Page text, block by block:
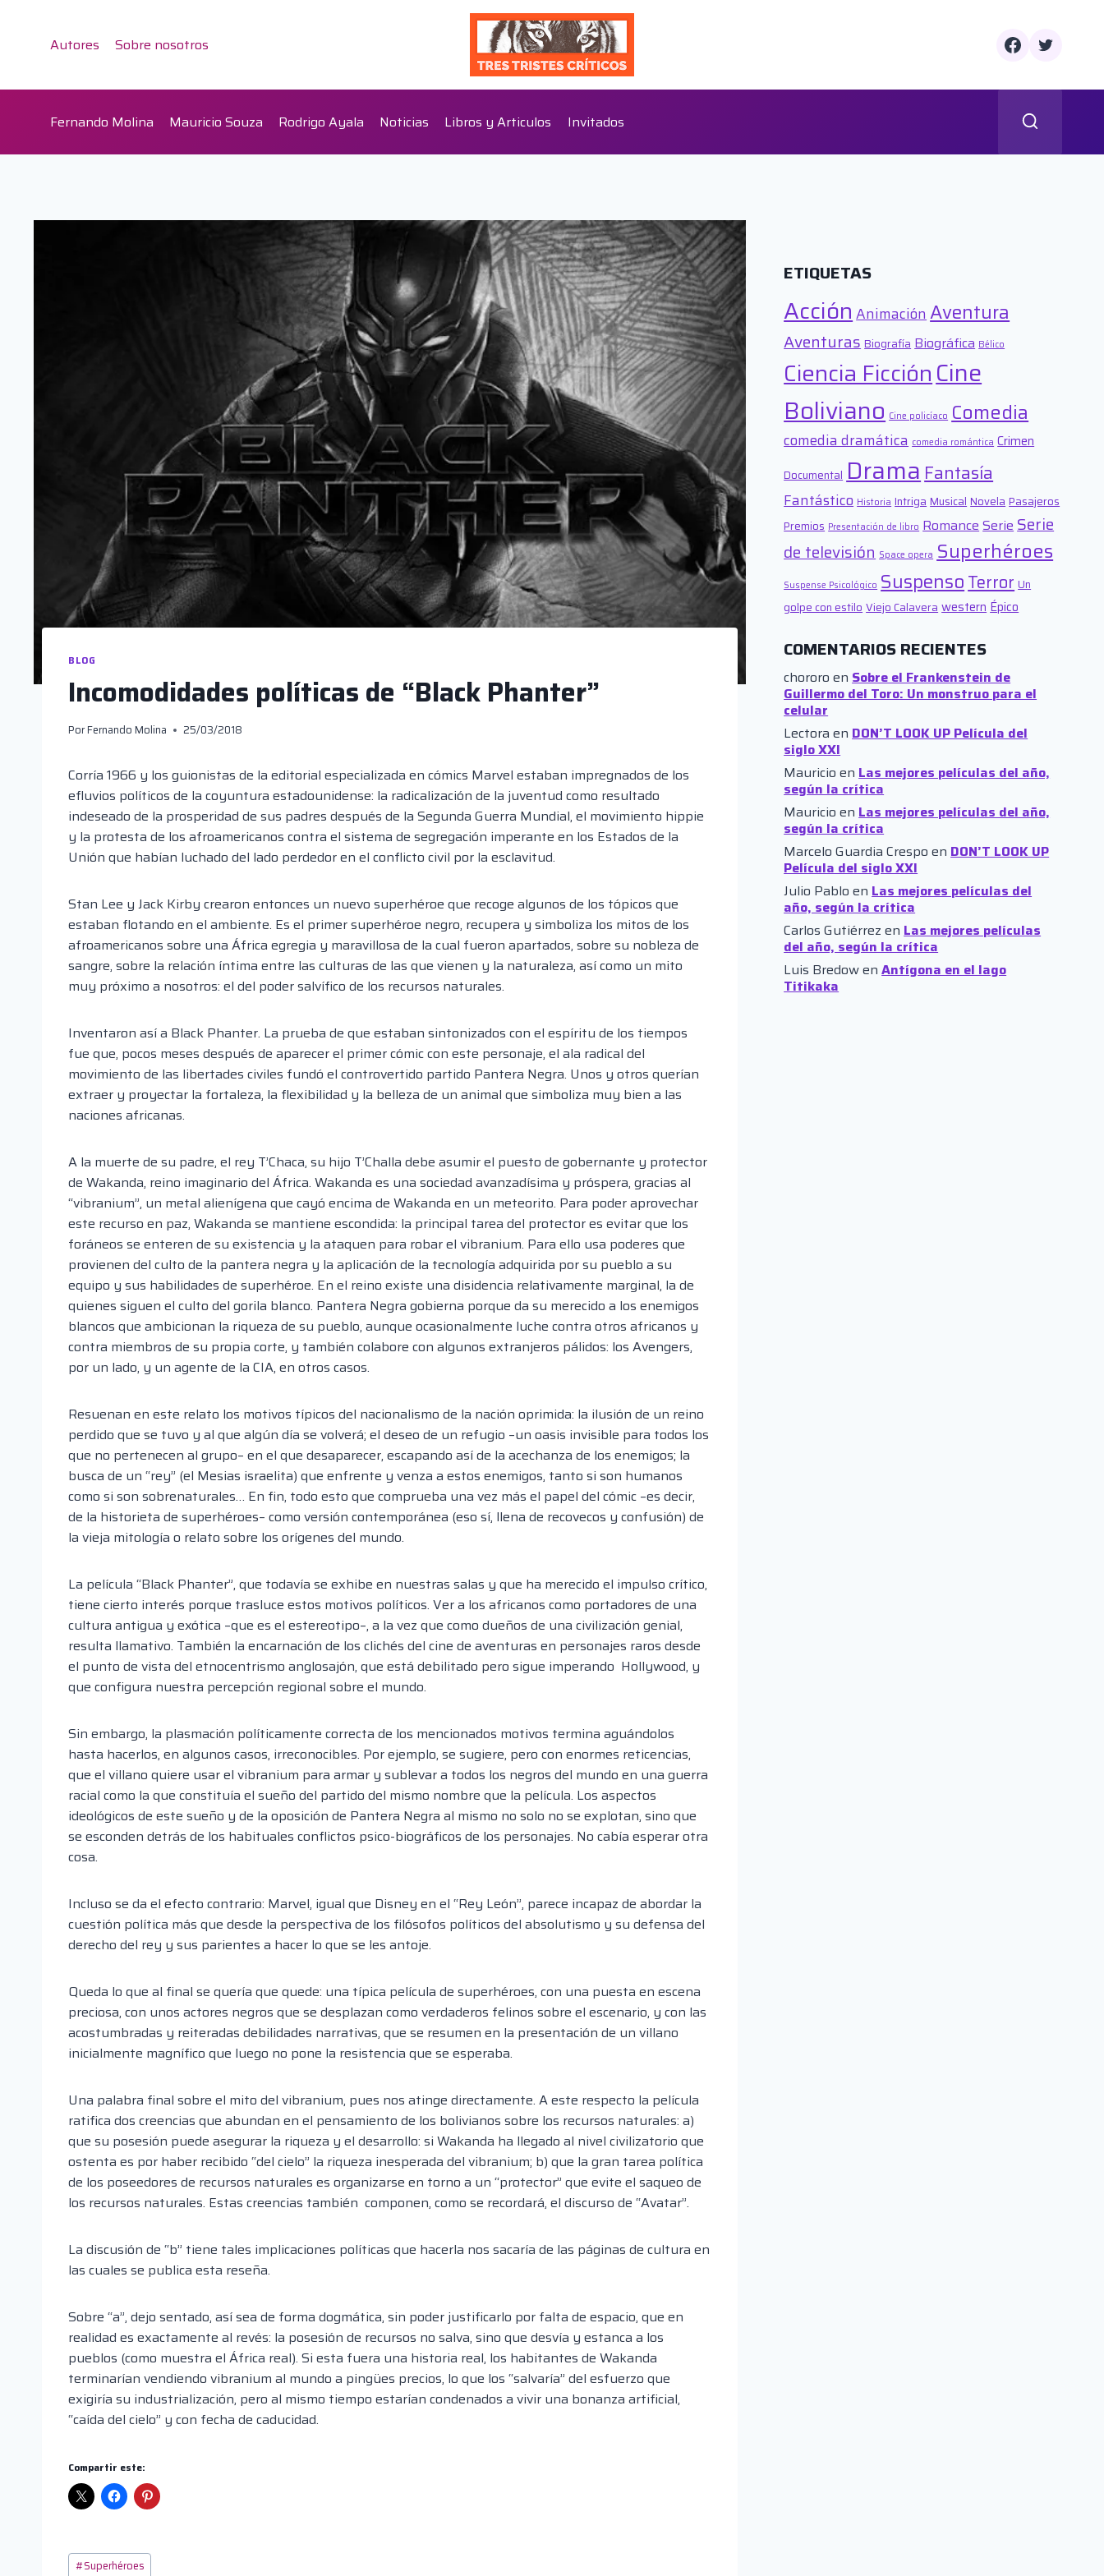
contenidoAutores Sobre nosotros
Fernando Molina Mauricio Souza Rodrigo Ayala Noticias Libros y Articulos Invitados
BLOG
Incomodidades políticas de “Black Phanter”
PorFernando Molina 25/03/2018
Corría 1966 y los guionistas de la editorial especializada en cómics Marvel estaban impregnados de los
efluvios políticos de la coyuntura estadounidense: la radicalización de la juventud como resultado
indeseado de la prosperidad de sus padres después de la Segunda Guerra Mundial, el movimiento hippie
y la protesta de los afroamericanos contra el sistema de segregación imperante en los Estados de la
Unión que habían luchado del lado perdedor en el conflicto civil por la esclavitud.
Stan Lee y Jack Kirby crearon entonces un nuevo superhéroe que recoge algunos de los tópicos que
estaban flotando en el ambiente. Es el primer superhéroe negro, recupera y simboliza los mitos de los
afroamericanos sobre una África egregia y maravillosa de la cual fueron apartados, sobre su nobleza de
sangre, sobre la relación íntima entre las culturas de las que vienen y la naturaleza, así como un mito
muy próximo a nosotros: el del poder salvífico de los recursos naturales.
Inventaron así a Black Phanter. La prueba de que estaban sintonizados con el espíritu de los tiempos
fue que, pocos meses después de aparecer el primer cómic con este personaje, el ala radical del
movimiento de las libertades civiles fundó el controvertido partido Pantera Negra. Unos y otros querían
extraer y proyectar la fortaleza, la flexibilidad y la belleza de un animal que simboliza muy bien a las
naciones africanas.
A la muerte de su padre, el rey T’Chaca, su hijo T’Challa debe asumir el puesto de gobernante y protector
de Wakanda, reino imaginario del África. Wakanda es una sociedad avanzadísima y próspera, gracias al
“vibranium”, un metal alienígena que cayó encima de Wakanda en un meteorito. Para poder aprovechar
este recurso en paz, Wakanda se mantiene escondida: la principal tarea del protector es evitar que los
foráneos se enteren de su existencia y la ataquen para robar el vibranium. Para ello usa poderes que
provienen del culto de la pantera negra y la aplicación de la tecnología adquirida por su pueblo a su
equipo y sus habilidades de superhéroe. En el reino existe una disidencia relativamente marginal, la de
quienes siguen el culto del gorila blanco. Pantera Negra gobierna porque da su merecido a los enemigos
blancos que ambicionan la riqueza de su pueblo, aunque ocasionalmente luche contra otros africanos y
contra miembros de su propia corte, y también colabore con algunos extranjeros pálidos: los Avengers,
por un lado, y un agente de la CIA, en otros casos.
Resuenan en este relato los motivos típicos del nacionalismo de la nación oprimida: la ilusión de un reino
perdido que se tuvo y al que algún día se volverá; el deseo de un refugio –un oasis invisible para todos los
que no pertenecen al grupo– en el que desaparecer, escapando así de la acechanza de los enemigos; la
busca de un “rey” (el Mesias israelita) que enfrente y venza a estos enemigos, tanto si son humanos
como si son sobrenaturales… En fin, todo esto que comprueba una vez más el papel del cómic –es decir,
de la historieta de superhéroes– como versión contemporánea (eso sí, llena de recovecos y confusión) de
la vieja mitología o relato sobre los orígenes del mundo.
La película “Black Phanter”, que todavía se exhibe en nuestras salas y que ha merecido el impulso crítico,
tiene cierto interés porque trasluce estos motivos políticos. Ver a los africanos como portadores de una
cultura antigua y exótica –que es el estereotipo–, a la vez que como dueños de una civilización genial,
resulta llamativo. También la encarnación de los clichés del cine de aventuras en personajes raros desde
el punto de vista del etnocentrismo anglosajón, que está debilitado pero sigue imperando Hollywood, y
que configura nuestra percepción regional sobre el mundo.
Sin embargo, la plasmación políticamente correcta de los mencionados motivos termina aguándolos
hasta hacerlos, en algunos casos, irreconocibles. Por ejemplo, se sugiere, pero con enormes reticencias,
que el villano quiere usar el vibranium para armar y sublevar a todos los negros del mundo en una guerra
racial como la que constituía el sueño del partido del mismo nombre que la película. Los aspectos
ideológicos de este sueño y de la oposición de Pantera Negra al mismo no solo no se explotan, sino que
se esconden detrás de los habituales conflictos psico-biográficos de los personajes. No cabía esperar otra
cosa.
Incluso se da el efecto contrario: Marvel, igual que Disney en el “Rey León”, parece incapaz de abordar la
cuestión política más que desde la perspectiva de los filósofos políticos del absolutismo y su defensa del
derecho del rey y sus parientes a hacer lo que se les antoje.
Queda lo que al final se quería que quede: una típica película de superhéroes, con una puesta en escena
preciosa, con unos actores negros que se desplazan como verdaderos felinos sobre el escenario, y con las
acostumbradas y reiteradas debilidades narrativas, que se resumen en la presentación de un villano
inicialmente magnífico que luego no pone la resistencia que se esperaba.
Una palabra final sobre el mito del vibranium, pues nos atinge directamente. A este respecto la película
ratifica dos creencias que abundan en el pensamiento de los bolivianos sobre los recursos naturales: a)
que su posesión puede asegurar la riqueza y el desarrollo: si Wakanda ha llegado al nivel civilizatorio que
ostenta es por haber recibido “del cielo” la riqueza inesperada del vibranium; b) que la gran tarea política
de los poseedores de recursos naturales es organizarse en torno a un “protector” que evite el saqueo de
los recursos naturales. Estas creencias también componen, como se recordará, el discurso de “Avatar”.
La discusión de “b” tiene tales implicaciones políticas que hacerla nos sacaría de las páginas de cultura en
las cuales se publica esta reseña.
Sobre “a”, dejo sentado, así sea de forma dogmática, sin poder justificarlo por falta de espacio, que en
realidad es exactamente al revés: la posesión de recursos no salva, sino que desvía y estanca a los
pueblos (como muestra el África real). Si esta fuera una historia real, los habitantes de Wakanda
terminarían vendiendo vibranium al mundo a pingües precios, lo que los “salvaría” del esfuerzo que
exigiría su industrialización, pero al mismo tiempo estarían condenados a vivir una bonanza artificial,
“caída del cielo” y con fecha de caducidad.
Compartir este:
Etiquetas
#Superhéroes
ETIQUETAS
AcciónAnimación Aventura
Aventuras Biografía Biográfica Bélico
Ciencia FicciónCine
Boliviano Cine policíaco Comedia
comedia dramática comedia romántica Crimen
Documental DramaFantasía
Fantástico Historia Intriga Musical Novela Pasajeros
Premios Presentación de libro RomanceSerieSerie
de televisión Space opera Superhéroes
Suspense Psicológico SuspensoTerror Un
golpe con estilo Viejo Calavera western Épico
COMENTARIOS RECIENTES
chororo enSobre el Frankenstein de
Guillermo del Toro: Un monstruo para el
celular
Lectora enDON’T LOOK UP Película del
siglo XXI
Mauricio enLas mejores películas del año,
según la crítica
Mauricio enLas mejores películas del año,
según la crítica
Marcelo Guardia Crespo enDON’T LOOK UP
Película del siglo XXI
Julio Pablo enLas mejores películas del
año, según la crítica
Carlos Gutiérrez enLas mejores películas
del año, según la crítica
Luis BredowenAntígona en el lago
Titikaka